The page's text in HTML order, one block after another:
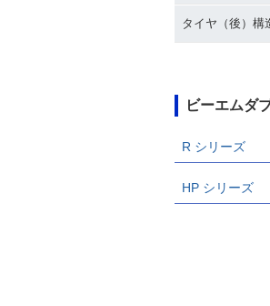
タイヤ（後）構
ビーエムダ
R シリーズ
HP シリーズ